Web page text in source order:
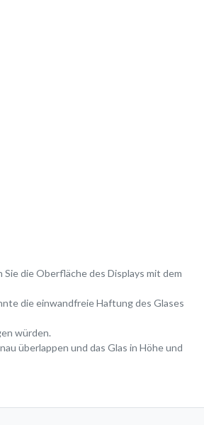
die Oberfläche des Displays mit dem
die einwandfreie Haftung des Glases
würden.
überlappen und das Glas in Höhe und